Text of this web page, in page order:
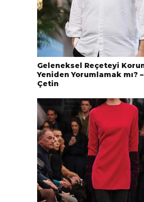
Geleneksel Reçeteyi
Yeniden Yorumlamak mı?
Çetin